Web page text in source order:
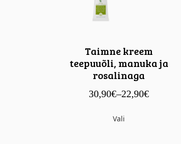
Taimne kreem
teepuuõli, manuka ja
rosalinaga
€
22,90
–
€
30,90
Vali